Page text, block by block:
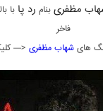
مظفریبنام رد پا با
فاخر
هایشهاب مظفری <—